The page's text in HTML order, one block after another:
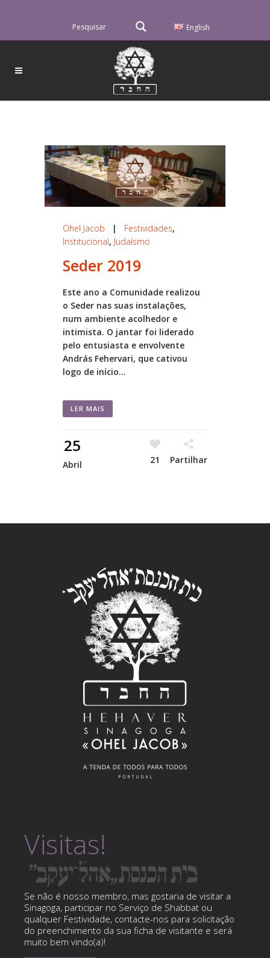
English
Ohel Jacob | Festividades,
Institucional, Judaísmo
Seder 2019
Este ano a Comunidade realizou
o Seder nas suas instalações,
num ambiente acolhedor e
intimista. O jantar foi liderado
pelo entusiasta e envolvente
András Fehervari, que cativou
logo de início...
LER MAIS
25
Abril 21 Partilhar
Visitas!
Se não é nosso membro, mas gostaria de visitar a
Sinagoga, participar no Serviço de Shabbat ou
qualquer Festividade, contacte-nos para solicitação
do preenchimento da sua ficha de visitante e será
muito bem vindo(a)!